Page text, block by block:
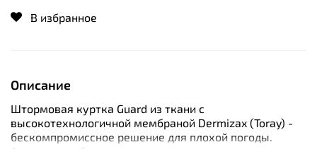
В избранное
Описание
Штормовая куртка Guard из ткани с
высокотехнологичной мембраной Dermizax (Toray) -
бескомпромиссное решение для плохой погоды.
Активная рыбалка с лодки диктует свои условия: